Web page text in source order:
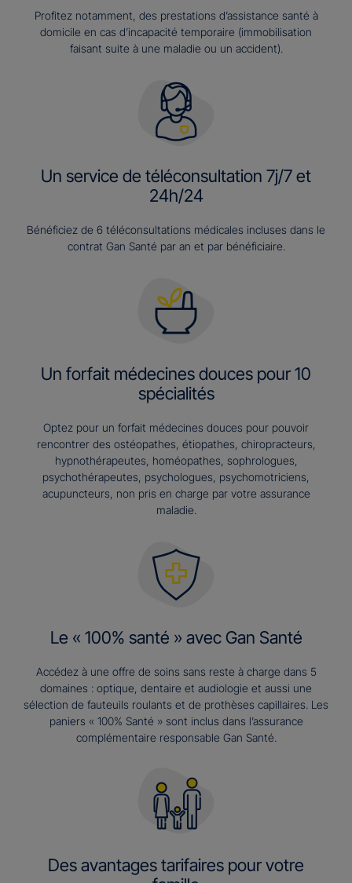
Profitez notamment, des prestations d’assistance santé à
domicile en cas d’incapacité temporaire (immobilisation
faisant suite à une maladie ou un accident).
Un service de téléconsultation 7j/7 et
24h/24
Bénéficiez de 6 téléconsultations médicales incluses dans le
contrat Gan Santé par an et par bénéficiaire.
Un forfait médecines douces pour 10
spécialités
Optez pour un forfait médecines douces pour pouvoir
rencontrer des ostéopathes, étiopathes, chiropracteurs,
hypnothérapeutes, homéopathes, sophrologues,
psychothérapeutes, psychologues, psychomotriciens,
acupuncteurs, non pris en charge par votre assurance
maladie.
Le « 100% santé » avec Gan Santé
Accédez à une offre de soins sans reste à charge dans 5
domaines : optique, dentaire et audiologie et aussi une
sélection de fauteuils roulants et de prothèses capillaires. Les
paniers « 100% Santé » sont inclus dans l’assurance
complémentaire responsable Gan Santé.
Des avantages tarifaires pour votre